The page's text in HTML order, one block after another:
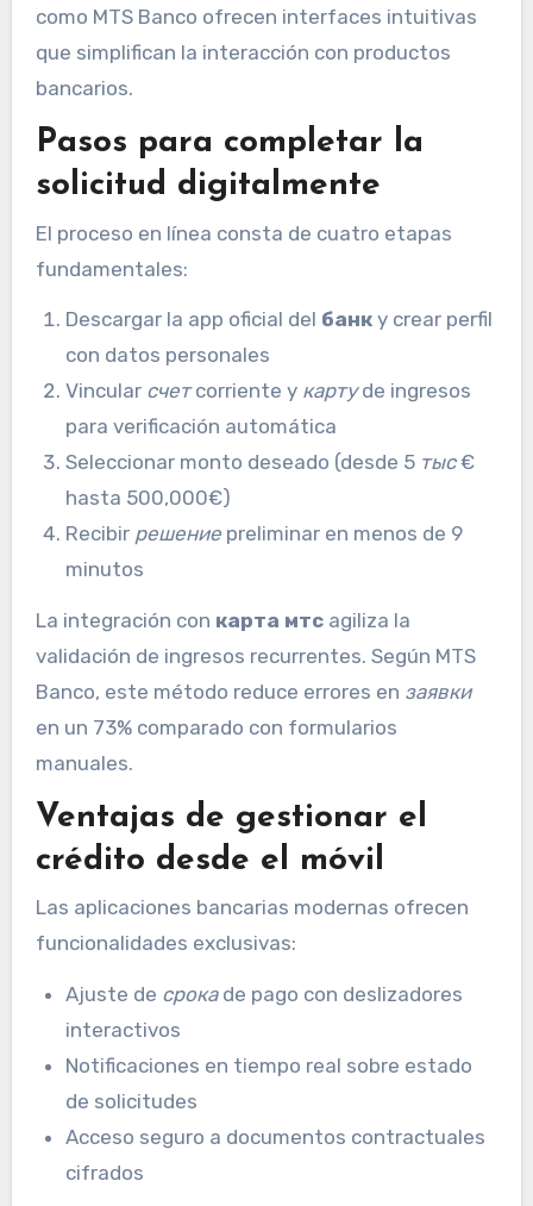
como MTS Banco ofrecen interfaces intuitivas
que simplifican la interacción con productos
bancarios.
Pasos para completar la
solicitud digitalmente
El proceso en línea consta de cuatro etapas
fundamentales:
Descargar la app oficial del банк y crear perfil
con datos personales
Vincular счетcorriente y картуde ingresos
para verificación automática
Seleccionar monto deseado (desde 5 тыс€
hasta 500,000€)
Recibir решение preliminar en menos de 9
minutos
La integración con карта мтсagiliza la
validación de ingresos recurrentes. Según MTS
Banco, este método reduce errores en заявки
en un 73% comparado con formularios
manuales.
Ventajas de gestionar el
crédito desde el móvil
Las aplicaciones bancarias modernas ofrecen
funcionalidades exclusivas:
Ajuste de срокаde pago con deslizadores
interactivos
Notificaciones en tiempo real sobre estado
de solicitudes
Acceso seguro a documentos contractuales
cifrados